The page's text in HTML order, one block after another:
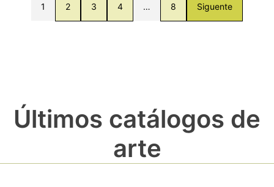
1 2 3 4 … 8 Siguente
Últimos catálogos de
arte